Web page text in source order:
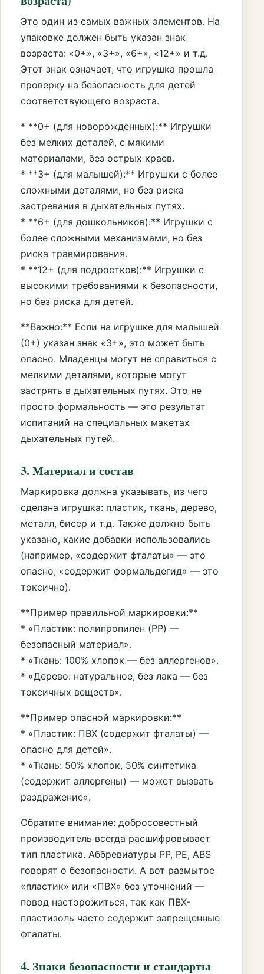
Это один из самых важных элементов. На
упаковке должен быть указан знак
возраста: «0+», «3+», «6+», «12+» и т.д.
Этот знак означает, что игрушка прошла
проверку на безопасность для детей
соответствующего возраста.
* **0+ (для новорожденных):** Игрушки
без мелких деталей, с мякими
материалами, без острых краев.
* **3+ (для малышей):** Игрушки с более
сложными деталями, но без риска
застревания в дыхательных путях.
* **6+ (для дошкольников):** Игрушки с
более сложными механизмами, но без
риска травмирования.
* **12+ (для подростков):** Игрушки с
высокими требованиями к безопасности,
но без риска для детей.
**Важно:** Если на игрушке для малышей
(0+) указан знак «3+», это может быть
опасно. Младенцы могут не справиться с
мелкими деталями, которые могут
застрять в дыхательных путях. Это не
просто формальность — это результат
испитаний на специальных макетах
дыхательных путей.
3. Материал и состав
Маркировка должна указывать, из чего
сделана игрушка: пластик, ткань, дерево,
металл, бисер и т.д. Также должно быть
указано, какие добавки использовались
(например, «содержит фталаты» — это
опасно, «содержит формальдегид» — это
токсично).
**Пример правильной маркировки:**
* «Пластик: полипропилен (PP) —
безопасный материал».
* «Ткань: 100% хлопок — без аллергенов».
* «Дерево: натуральное, без лака — без
токсичных веществ».
**Пример опасной маркировки:**
* «Пластик: ПВХ (содержит фталаты) —
опасно для детей».
* «Ткань: 50% хлопок, 50% синтетика
(содержит аллергены) — может вызвать
раздражение».
Обратите внимание: добросовестный
производитель всегда расшифровывает
тип пластика. Аббревиатуры PP, PE, ABS
говорят о безопасности. А вот размытое
«пластик» или «ПВХ» без уточнений —
повод насторожиться, так как ПВХ-
пластизоль часто содержит запрещенные
фталаты.
4. Знаки безопасности и стандарты